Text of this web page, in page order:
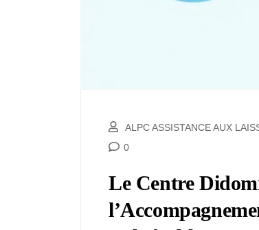
ALPC ASSISTANCE AUX
0
Le Centre